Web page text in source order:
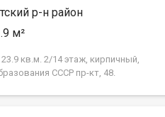
р-н район
м²
кв.м. 2/14 этаж, кирпичный,
СССР пр-кт, 48.